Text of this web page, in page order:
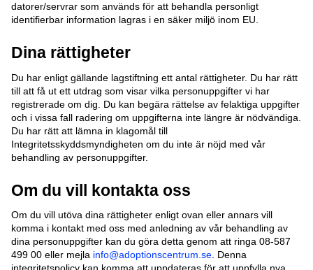
datorer/servrar som används för att behandla personligt
identifierbar information lagras i en säker miljö inom EU.
Dina rättigheter
Du har enligt gällande lagstiftning ett antal rättigheter. Du har rätt
till att få ut ett utdrag som visar vilka personuppgifter vi har
registrerade om dig. Du kan begära rättelse av felaktiga uppgifter
och i vissa fall radering om uppgifterna inte längre är nödvändiga.
Du har rätt att lämna in klagomål till
Integritetsskyddsmyndigheten om du inte är nöjd med vår
behandling av personuppgifter.
Om du vill kontakta oss
Om du vill utöva dina rättigheter enligt ovan eller annars vill
komma i kontakt med oss med anledning av vår behandling av
dina personuppgifter kan du göra detta genom att ringa 08-587
499 00 eller mejla info@adoptionscentrum.se. Denna